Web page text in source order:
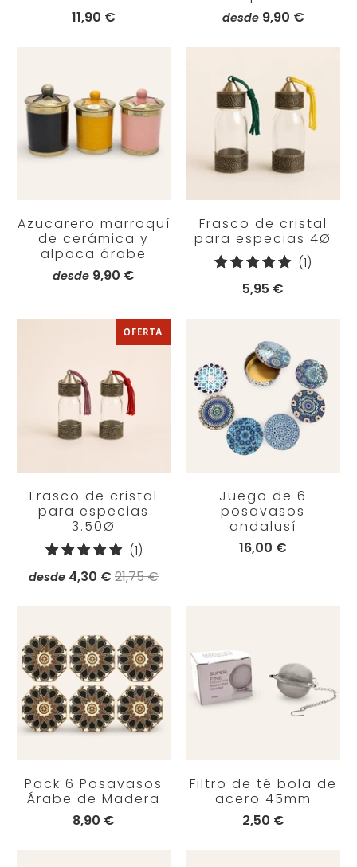
11,90 €
desde 9,90 €
Azucarero marroquí
de cerámica y
alpaca árabe
desde 9,90 €
Frasco de cristal
para especias 4Ø
(1)
5,95 €
OFERTA
Frasco de cristal
para especias
3.50Ø
(1)1
reseñas
desde 4,30 €21,75 €
Juego de 6
posavasos
andalusí
16,00 €
Pack 6 Posavasos
Árabe de Madera
8,90 €
Filtro de té bola de
acero 45mm
2,50 €